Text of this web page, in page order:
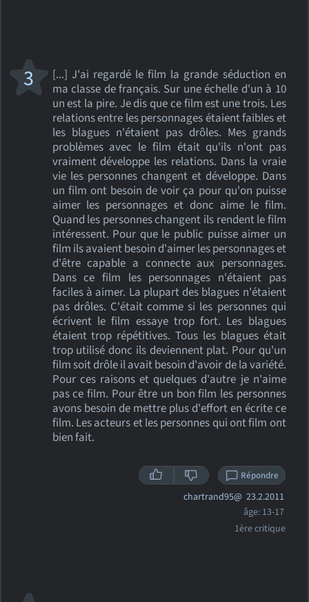
[...] J'ai regardé le film la grande séduction en
ma classe de français. Sur une échelle d'un à 10
un est la pire. Je dis que ce film est une trois. Les
relations entre les personnages étaient faibles et
les blagues n'étaient pas drôles. Mes grands
problèmes avec le film était qu'ils n'ont pas
vraiment développe les relations. Dans la vraie
vie les personnes changent et développe. Dans
un film ont besoin de voir ça pour qu'on puisse
aimer les personnages et donc aime le film.
Quand les personnes changent ils rendent le film
intéressent. Pour que le public puisse aimer un
film ils avaient besoin d'aimer les personnages et
d'être capable a connecte aux personnages.
Dans ce film les personnages n'étaient pas
faciles à aimer. La plupart des blagues n'étaient
pas drôles. C'était comme si les personnes qui
écrivent le film essaye trop fort. Les blagues
étaient trop répétitives. Tous les blagues était
trop utilisé donc ils deviennent plat. Pour qu'un
film soit drôle il avait besoin d'avoir de la variété.
Pour ces raisons et quelques d'autre je n'aime
pas ce film. Pour être un bon film les personnes
avons besoin de mettre plus d'effort en écrite ce
film. Les acteurs et les personnes qui ont film ont
bien fait.
3
Répondre
chartrand95@ 23.2.2011
âge: 13-17
1ère critique